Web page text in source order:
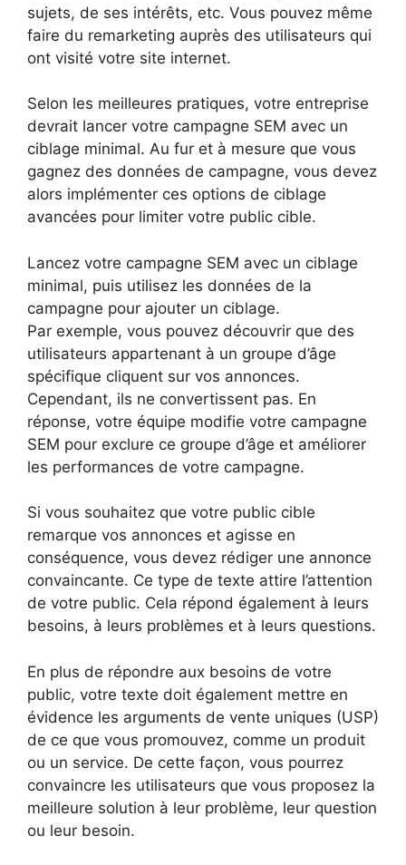
sujets, de ses intérêts, etc. Vous pouvez même
faire du remarketing auprès des utilisateurs qui
ont visité votre site internet.
Selon les meilleures pratiques, votre entreprise
devrait lancer votre campagne SEM avec un
ciblage minimal. Au fur et à mesure que vous
gagnez des données de campagne, vous devez
alors implémenter ces options de ciblage
avancées pour limiter votre public cible.
Lancez votre campagne SEM avec un ciblage
minimal, puis utilisez les données de la
campagne pour ajouter un ciblage.
Par exemple, vous pouvez découvrir que des
utilisateurs appartenant à un groupe d’âge
spécifique cliquent sur vos annonces.
Cependant, ils ne convertissent pas. En
réponse, votre équipe modifie votre campagne
SEM pour exclure ce groupe d’âge et améliorer
les performances de votre campagne.
Si vous souhaitez que votre public cible
remarque vos annonces et agisse en
conséquence, vous devez rédiger une annonce
convaincante. Ce type de texte attire l’attention
de votre public. Cela répond également à leurs
besoins, à leurs problèmes et à leurs questions.
En plus de répondre aux besoins de votre
public, votre texte doit également mettre en
évidence les arguments de vente uniques (USP)
de ce que vous promouvez, comme un produit
ou un service. De cette façon, vous pourrez
convaincre les utilisateurs que vous proposez la
meilleure solution à leur problème, leur question
ou leur besoin.